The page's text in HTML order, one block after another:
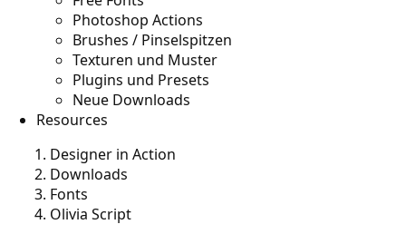
Photoshop Actions
Brushes / Pinselspitzen
Texturen und Muster
Plugins und Presets
Neue Downloads
Resources
Designer in Action
Downloads
Fonts
Olivia Script